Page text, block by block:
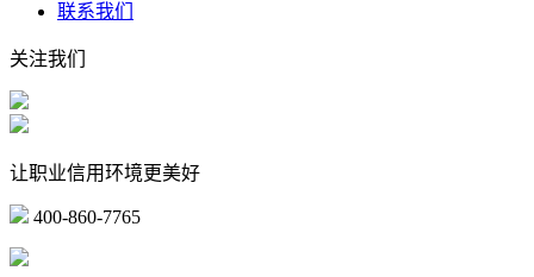
联系我们
关注我们
让职业信用环境更美好
400-860-7765